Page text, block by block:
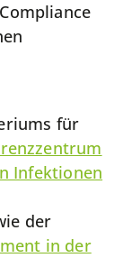
für
Infektionen
der
in der